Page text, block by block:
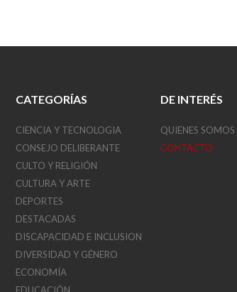
CATEGORÍAS
CIENCIA Y TECNOLOGIA
CONSEJO DELIBERANTE
CULTO Y RELIGIÓN
CULTURA Y ARTE
DEPORTES
DESTACADAS
DISCAPACIDAD E INCLUSION
DIVERSIDAD Y GÉNERO
ECONOMÍA
DE INTERÉS
QUIENES SOMOS
CONTACTO